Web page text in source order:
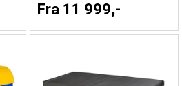
Fra 11 999,-